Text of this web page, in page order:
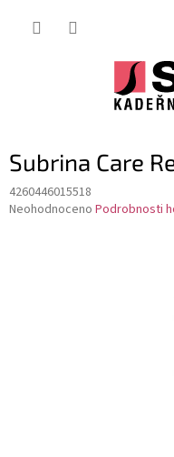
Subrina Care
4260446015518
Průměrné
Neohodnoceno Podrobnosti